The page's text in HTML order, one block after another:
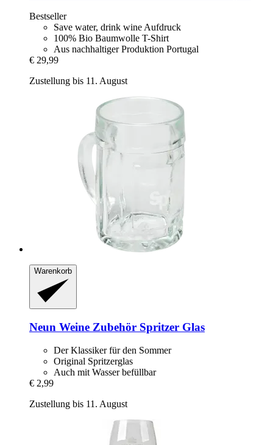
Bestseller
Save water, drink wine Aufdruck
100% Bio Baumwolle T-Shirt
Aus nachhaltiger Produktion Portugal
€ 29,99
Zustellung bis 11. August
Warenkorb
Neun Weine Zubehör Spritzer Glas
Der Klassiker für den Sommer
Original Spritzerglas
Auch mit Wasser befüllbar
€ 2,99
Zustellung bis 11. August